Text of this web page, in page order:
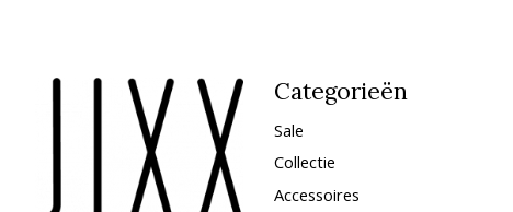
Categorieën
Sale
Collectie
Accessoires